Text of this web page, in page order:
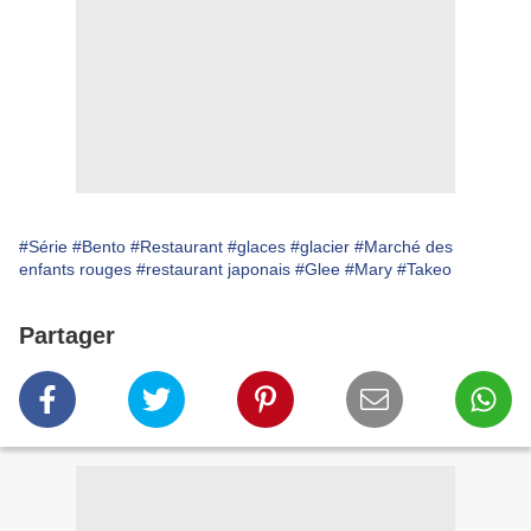
#Série #Bento #Restaurant #glaces #glacier #Marché des
enfants rouges #restaurant japonais #Glee #Mary #Takeo
Partager